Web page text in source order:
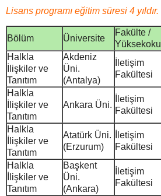
Lisans programı eğitim süresi 4 yıldır.
Bölüm Üniversite
Fakülte /
Yüksekokul
Halkla
İlişkiler ve
Tanıtım
Akdeniz
Üni.
(Antalya)
İletişim
Fakültesi
Halkla
İlişkiler ve
Tanıtım
Ankara Üni.
İletişim
Fakültesi
Halkla
İlişkiler ve
Tanıtım
Atatürk Üni.
(Erzurum)
İletişim
Fakültesi
Halkla
İlişkiler ve
Tanıtım
Başkent
Üni.
(Ankara)
İletişim
Fakültesi